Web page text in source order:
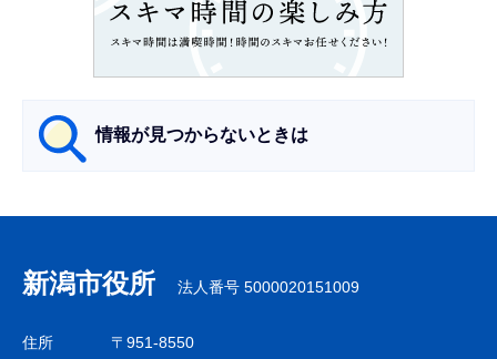
情報が見つからないときは
ナ
ビ
ゲ
新潟市役所 法人番号 5000020151009
住所
〒951-8550